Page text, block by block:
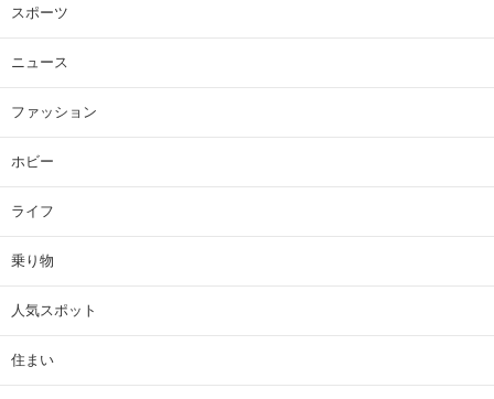
スポーツ
ニュース
ファッション
ホビー
ライフ
乗り物
人気スポット
住まい